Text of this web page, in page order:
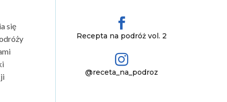
się

Recepta na podróż vol. 2

@receta_na_podroz